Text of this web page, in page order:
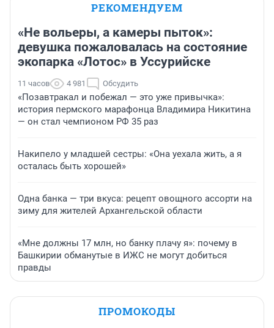
РЕКОМЕНДУЕМ
«Не вольеры, а камеры пыток»:
девушка пожаловалась на состояние
экопарка «Лотос» в Уссурийске
11 часов 4 981 Обсудить
«Позавтракал и побежал — это уже привычка»:
история пермского марафонца Владимира Никитина
— он стал чемпионом РФ 35 раз
Накипело у младшей сестры: «Она уехала жить, а я
осталась быть хорошей»
Одна банка — три вкуса: рецепт овощного ассорти на
зиму для жителей Архангельской области
«Мне должны 17 млн, но банку плачу я»: почему в
Башкирии обманутые в ИЖС не могут добиться
правды
ПРОМОКОДЫ